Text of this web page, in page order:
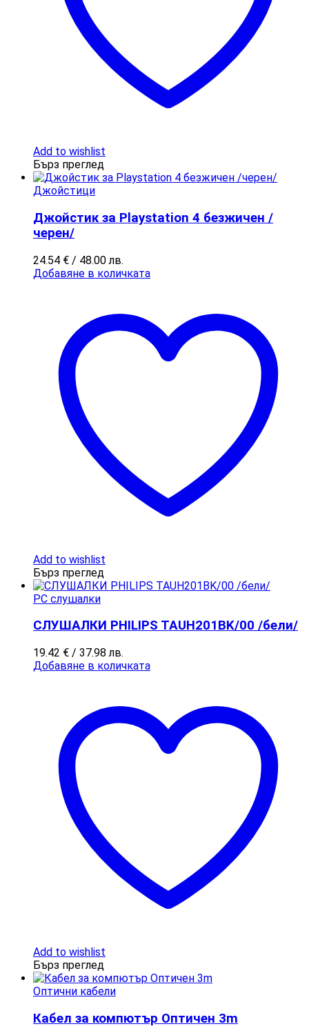
Add to wishlist
Бърз преглед
Джойстици
Джойстик за Playstation 4 безжичен /
черен/
24.54 € / 48.00 лв.
Добавяне в количката
Add to wishlist
Бърз преглед
PC слушалки
СЛУШАЛКИ PHILIPS TAUH201BK/00 /бели/
19.42 € / 37.98 лв.
Добавяне в количката
Add to wishlist
Бърз преглед
Оптични кабели
Кабел за компютър Оптичен 3m